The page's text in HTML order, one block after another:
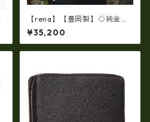
【rena】【豊岡製】◇純金箔
革製品・限定生産☆スペイン
牛革（仔牛革）手絞り＆オイ
ルレザー長財布 rj－0071【国
¥35,200